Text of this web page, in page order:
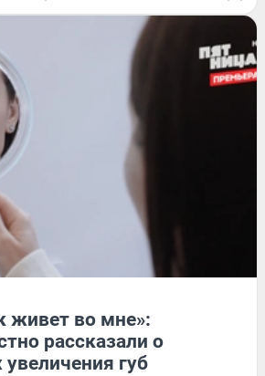
живет во мне»:
рассказали о
губ